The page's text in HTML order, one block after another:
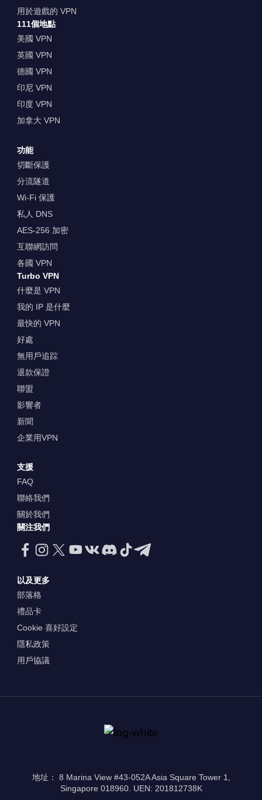
用於遊戲的 VPN
111個地點
美國 VPN
英國 VPN
德國 VPN
印尼 VPN
印度 VPN
加拿大 VPN
功能
切斷保護
分流隧道
Wi-Fi 保護
私人 DNS
AES-256 加密
互聯網訪問
各國 VPN
Turbo VPN
什麼是 VPN
我的 IP 是什麼
最快的 VPN
好處
無用戶追踪
退款保證
聯盟
影響者
新聞
企業用VPN
支援
FAQ
聯絡我們
關於我們
關注我們
以及更多
部落格
禮品卡
Cookie 喜好設定
隱私政策
用戶協議
地址： 8 Marina View #43-052A Asia Square Tower 1,
Singapore 018960. UEN: 201812738K